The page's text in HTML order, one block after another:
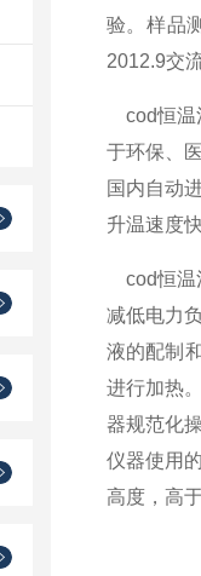
验。样品
2012.9交
cod恒温
于环保、
国内自动
升温速度
cod恒温
减低电力
液的配制
进行加热
器规范化
仪器使用
高度，高